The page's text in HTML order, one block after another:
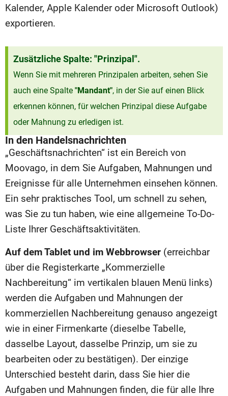
Kalender, Apple Kalender oder Microsoft Outlook)
exportieren.
Zusätzliche Spalte: "Prinzipal".
Wenn Sie mit mehreren Prinzipalen arbeiten, sehen Sie
auch eine Spalte "Mandant", in der Sie auf einen Blick
erkennen können, für welchen Prinzipal diese Aufgabe
oder Mahnung zu erledigen ist.
In den Handelsnachrichten
„Geschäftsnachrichten“ ist ein Bereich von
Moovago, in dem Sie Aufgaben, Mahnungen und
Ereignisse für alle Unternehmen einsehen können.
Ein sehr praktisches Tool, um schnell zu sehen,
was Sie zu tun haben, wie eine allgemeine To-Do-
Liste Ihrer Geschäftsaktivitäten.
Auf dem Tablet und im Webbrowser (erreichbar
über die Registerkarte „Kommerzielle
Nachbereitung“ im vertikalen blauen Menü links)
werden die Aufgaben und Mahnungen der
kommerziellen Nachbereitung genauso angezeigt
wie in einer Firmenkarte (dieselbe Tabelle,
dasselbe Layout, dasselbe Prinzip, um sie zu
bearbeiten oder zu bestätigen). Der einzige
Unterschied besteht darin, dass Sie hier die
Aufgaben und Mahnungen finden, die für alle Ihre